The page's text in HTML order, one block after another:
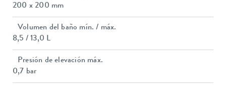
200 x 200 mm
Volumen del baño mín. / máx.
8,5 / 13,0 L
Presión de elevación máx.
0,7 bar